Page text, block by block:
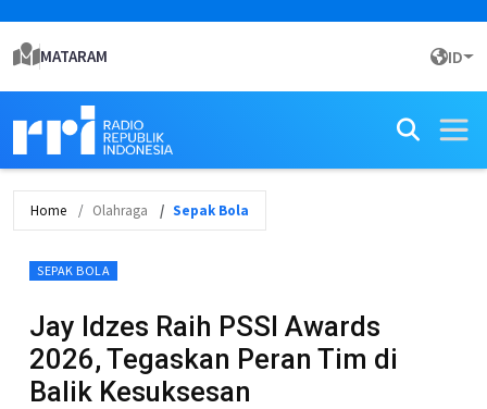
MATARAM ID
Home Olahraga Sepak Bola
SEPAK BOLA
Jay Idzes Raih PSSI Awards
2026, Tegaskan Peran Tim di
Balik Kesuksesan